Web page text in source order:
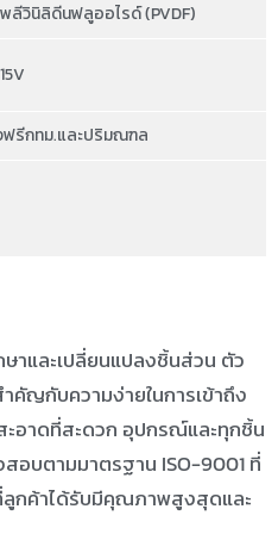
ลีวินิลิดีนฟลูออไรด์ (PVDF)
รีกทม.และปริมณฑล
าและเปลี่ยนแปลงชิ้นส่วน ตัว
คัญกับความง่ายในการเข้าถึง
อาดที่สะดวก อุปกรณ์และทุกชิ้น
อบตามมาตรฐาน ISO-9001 ที่
ลูกค้าได้รับมีคุณภาพสูงสุดและ